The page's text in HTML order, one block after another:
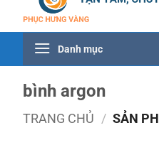
Danh mục
bình argon
TRANG CHỦ / SẢN